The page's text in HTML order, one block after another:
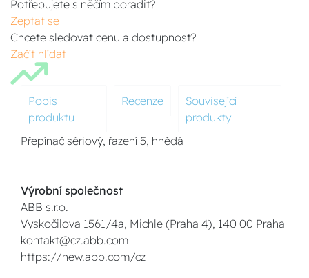
Potřebujete s něčím poradit?
Zeptat se
Chcete sledovat cenu a dostupnost?
Začít hlídat
Popis
produktu
Recenze
Související
produkty
Přepínač sériový, řazení 5, hnědá
Výrobní společnost
ABB s.r.o.
Vyskočilova 1561/4a, Michle (Praha 4), 140 00 Praha
kontakt@cz.abb.com
https://new.abb.com/cz